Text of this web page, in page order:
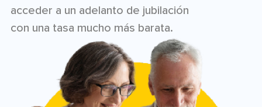
acceder a un adelanto de jubilación
con una tasa mucho más barata.